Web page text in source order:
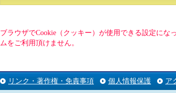
ブラウザでCookie（クッキー）が使用できる設定に
ムをご利用頂けません。
リンク・著作権・免責事項 個人情報保護 ア